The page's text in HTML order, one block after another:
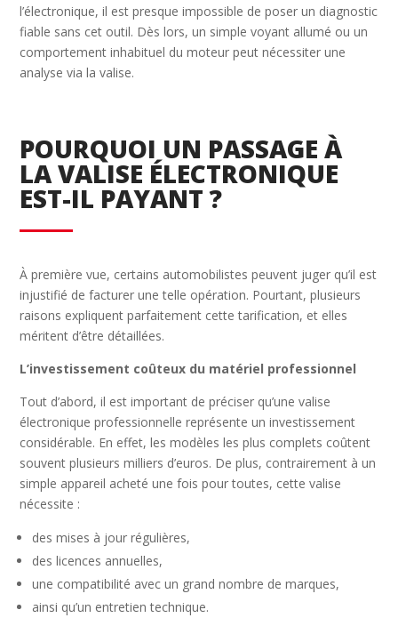
l’électronique, il est presque impossible de poser un diagnostic
fiable sans cet outil. Dès lors, un simple voyant allumé ou un
comportement inhabituel du moteur peut nécessiter une
analyse via la valise.
POURQUOI UN PASSAGE À
LA VALISE ÉLECTRONIQUE
EST-IL PAYANT ?
À première vue, certains automobilistes peuvent juger qu’il est
injustifié de facturer une telle opération. Pourtant, plusieurs
raisons expliquent parfaitement cette tarification, et elles
méritent d’être détaillées.
L’investissement coûteux du matériel professionnel
Tout d’abord, il est important de préciser qu’une valise
électronique professionnelle représente un investissement
considérable. En effet, les modèles les plus complets coûtent
souvent plusieurs milliers d’euros. De plus, contrairement à un
simple appareil acheté une fois pour toutes, cette valise
nécessite :
des mises à jour régulières,
des licences annuelles,
une compatibilité avec un grand nombre de marques,
ainsi qu’un entretien technique.